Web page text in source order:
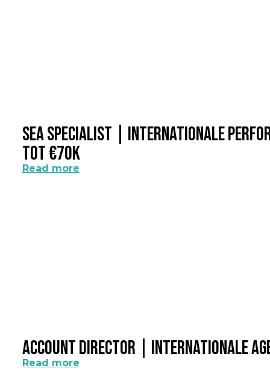
SEA Specialist | Internationale
Tot €70k
Read more
Account Director | Internationale
Read more